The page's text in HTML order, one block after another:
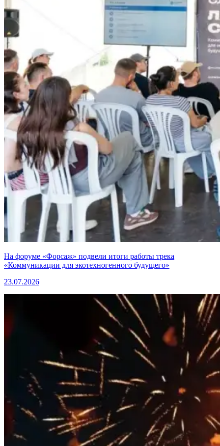
На форуме «Форсаж» подвели итоги работы трека
«Коммуникации для экотехногенного будущего»
23.07.2026